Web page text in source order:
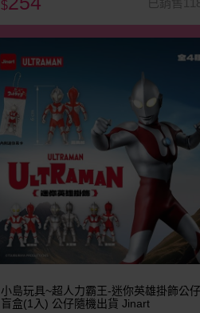
$ 已銷售
小島玩具~超人力霸王-迷你英雄掛飾公仔
盲盒(1入) 公仔隨機出貨 Jinart